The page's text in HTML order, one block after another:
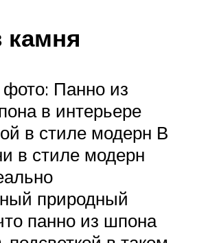
камня
Панно из
в интерьере
в стиле модерн В
в стиле модерн
природный
панно из шпона